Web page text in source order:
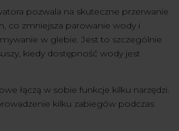
pozwala na skuteczne przerwanie
co zmniejsza parowanie wody i
w glebie. Jest to szczególnie
kiedy dostępność wody jest
łączą w sobie funkcje kilku narzędzi.
kilku zabiegów podczas